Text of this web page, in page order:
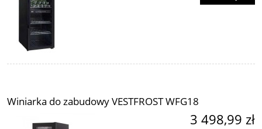
Winiarka do zabudowy VESTFROST WFG18
3 498,99 zł